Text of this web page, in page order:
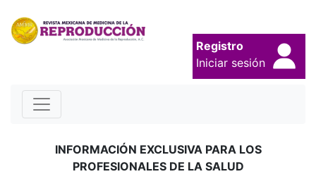
Registro
Iniciar sesión
INFORMACIÓN EXCLUSIVA PARA LOS
PROFESIONALES DE LA SALUD